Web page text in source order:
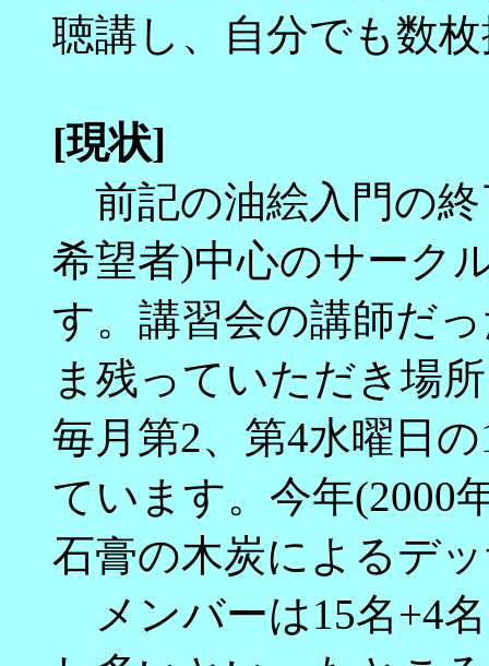
聴講し、自分でも数
[現状]
前記の油絵入門の終
希望者)中心のサーク
す。講習会の講師だ
ま残っていただき場
毎月第2、第4水曜日
ています。今年(2000
石膏の木炭によるデ
メンバーは15名+4